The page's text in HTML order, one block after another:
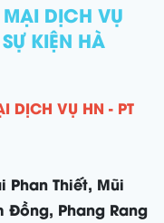
DỊCH VỤ
KIỆN HÀ
DỊCH VỤ HN - PT
Phan Thiết, Mũi
Đồng, Phang Rang